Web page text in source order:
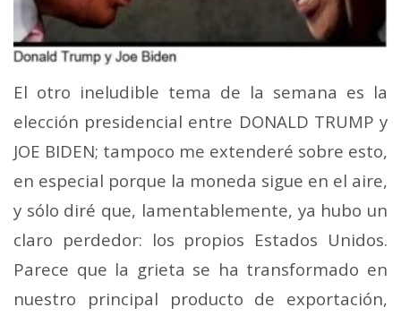
El otro ineludible tema de la semana es la
elección presidencial entre DONALD TRUMP y
JOE BIDEN; tampoco me extenderé sobre esto,
en especial porque la moneda sigue en el aire,
y sólo diré que, lamentablemente, ya hubo un
claro perdedor: los propios Estados Unidos.
Parece que la grieta se ha transformado en
nuestro principal producto de exportación,